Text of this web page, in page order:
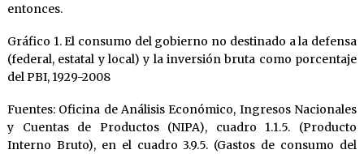
entonces.
Gráfico 1. El consumo del gobierno no destinado a la defensa
(federal, estatal y local) y la inversión bruta como porcentaje
del PBI, 1929-2008
Fuentes: Oficina de Análisis Económico, Ingresos Nacionales
y Cuentas de Productos (NIPA), cuadro 1.1.5. (Producto
Interno Bruto), en el cuadro 3.9.5. (Gastos de consumo del